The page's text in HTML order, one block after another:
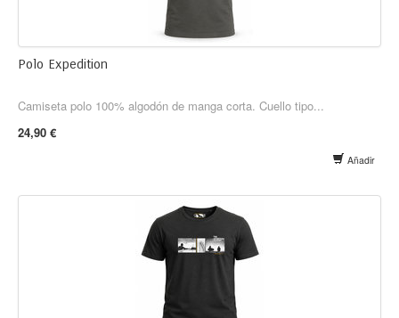
Polo Expedition
Camiseta polo 100% algodón de manga corta. Cuello tipo...
24,90 €
Añadir